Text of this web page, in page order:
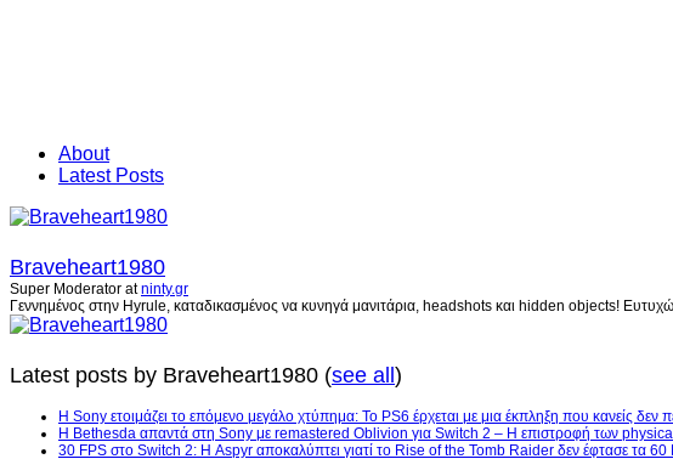
About
Latest Posts
Braveheart1980
Super Moderator atninty.gr
Γεννημένος στην Hyrule, καταδικασμένος να κυνηγά μανιτάρια, headshots και hidden objects!
Latest posts by Braveheart1980 (see all)
Η Sony ετοιμάζει το επόμενο μεγάλο χτύπημα: Το PS6 έρχεται με μια έκπληξη που κανείς δεν
Η Bethesda απαντά στη Sony με remastered Oblivion για Switch 2 – Η επιστροφή των
30 FPS στο Switch 2: Η Aspyr αποκαλύπτει γιατί το Rise of the Tomb Raider δεν έφτασε τα 60